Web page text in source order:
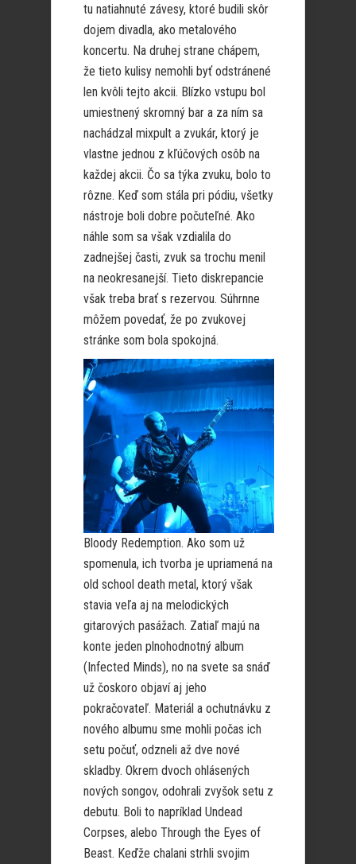
tu natiahnuté závesy, ktoré budili skôr
dojem divadla, ako metalového
koncertu. Na druhej strane chápem,
že tieto kulisy nemohli byť odstránené
len kvôli tejto akcii. Blízko vstupu bol
umiestnený skromný bar a za ním sa
nachádzal mixpult a zvukár, ktorý je
vlastne jednou z kľúčových osôb na
každej akcii. Čo sa týka zvuku, bolo to
rôzne. Keď som stála pri pódiu, všetky
nástroje boli dobre počuteľné. Ako
náhle som sa však vzdialila do
zadnejšej časti, zvuk sa trochu menil
na neokresanejší. Tieto diskrepancie
však treba brať s rezervou. Súhrnne
môžem povedať, že po zvukovej
stránke som bola spokojná.
Bloody Redemption. Ako som už
spomenula, ich tvorba je upriamená na
old school death metal, ktorý však
stavia veľa aj na melodických
gitarových pasážach. Zatiaľ majú na
konte jeden plnohodnotný album
(Infected Minds), no na svete sa snáď
už čoskoro objaví aj jeho
pokračovateľ. Materiál a ochutnávku z
nového albumu sme mohli počas ich
setu počuť, odzneli až dve nové
skladby. Okrem dvoch ohlásených
nových songov, odohrali zvyšok setu z
debutu. Boli to napríklad Undead
Corpses, alebo Through the Eyes of
Beast. Keďže chalani strhli svojim